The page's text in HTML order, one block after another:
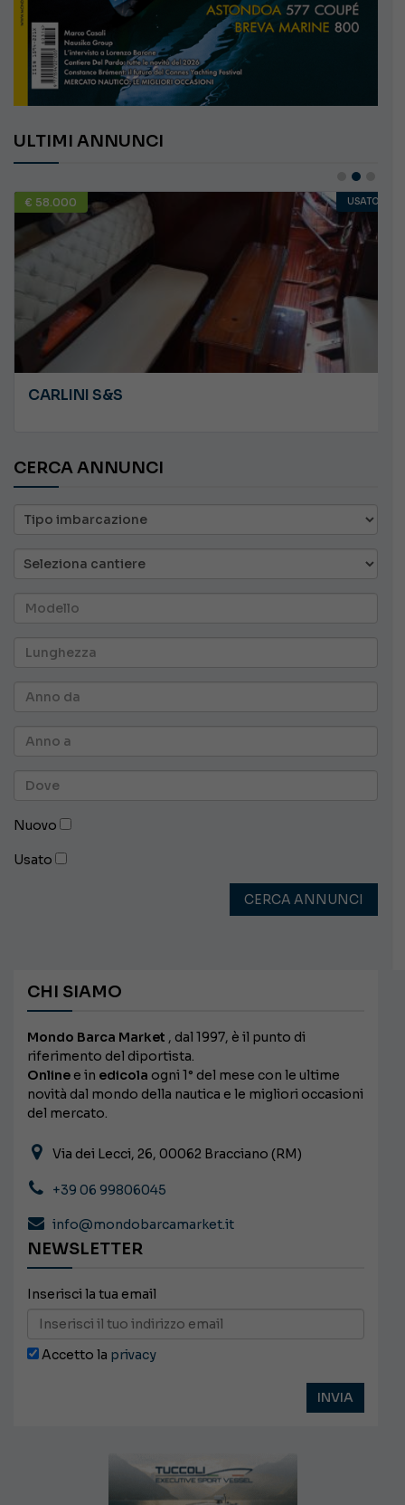
ULTIMI ANNUNCI
€ 58.000 USATO
CARLINI S&S
CERCA ANNUNCI
Nuovo
Usato
CERCA ANNUNCI
CHI SIAMO
Mondo Barca Market , dal 1997, è il punto di
riferimento del diportista.
Online e in edicola ogni 1° del mese con le ultime
novità dal mondo della nautica e le migliori occasioni
del mercato.
Via dei Lecci, 26, 00062 Bracciano (RM)
+39 06 99806045
info@mondobarcamarket.it
NEWSLETTER
Inserisci la tua email
Accetto la privacy